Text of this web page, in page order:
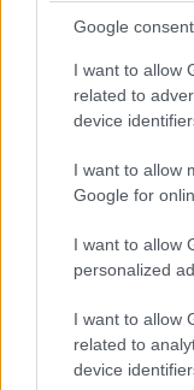
Google
I want to allow
related to
device
I want to allow
Google for
I want to allow
personalized
I want to allow
related to
device